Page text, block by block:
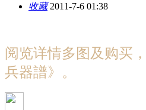
收藏2011-7-6 01:38
阅览详情多图及购买
兵器譜》。